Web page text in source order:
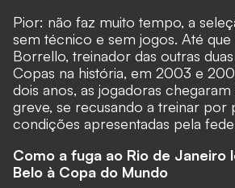
Pior: não faz muito tempo, a
sem técnico e sem jogos. Até
Borrello, treinador das outras
Copas na história, em 2003 e
dois anos, as jogadoras chegaram
greve, se recusando a treinar por
condições apresentadas pela
Como a fuga ao Rio de Janeiro
Belo à Copa do Mundo